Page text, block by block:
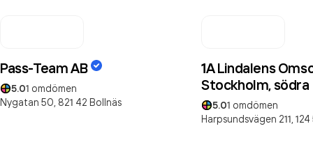
Pass-Team AB
5.01 omdömen
Nygatan 50, 821 42 Bollnäs
1A Lindalens
Stockholm, södra
5.01 omdömen
Harpsundsvägen 211,